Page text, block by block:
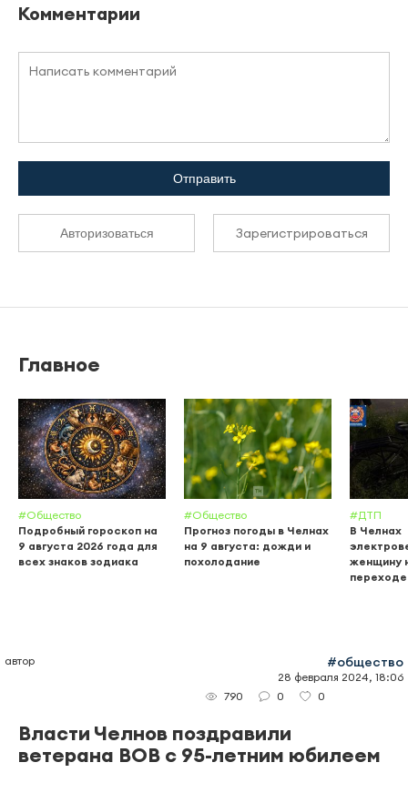
Комментарии
Отправить
Авторизоваться Зарегистрироваться
Главное
#Общество
Подробный гороскоп на
9 августа 2026 года для
всех знаков зодиака
#Общество
Прогноз погоды в Челнах
на 9 августа: дожди и
похолодание
#ДТП
В Челнах
женщину
переходе
автор #общество
28 февраля 2024, 18:06
790
0 0
Власти Челнов поздравили
ветерана ВОВ с 95-летним юбилеем